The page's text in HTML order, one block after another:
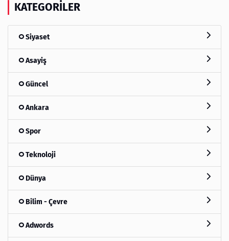
KATEGORILER
Siyaset
Asayiş
Güncel
Ankara
Spor
Teknoloji
Dünya
Bilim - Çevre
Adwords